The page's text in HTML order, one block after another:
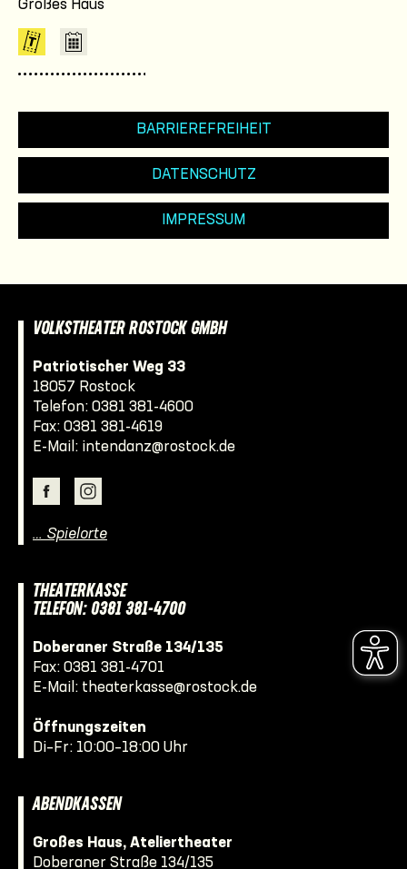
Großes Haus
BARRIEREFREIHEIT
DATENSCHUTZ
IMPRESSUM
VOLKSTHEATER ROSTOCK GMBH
Patriotischer Weg 33
18057 Rostock
Telefon: 0381 381-4600
Fax: 0381 381-4619
E-Mail: intendanz@rostock.de
… Spielorte
THEATERKASSE
TELEFON: 0381 381-4700
Doberaner Straße 134/135
Fax: 0381 381-4701
E-Mail: theaterkasse@rostock.de
Öffnungszeiten
Di–Fr: 10:00–18:00 Uhr
ABENDKASSEN
Großes Haus, Ateliertheater
Doberaner Straße 134/135